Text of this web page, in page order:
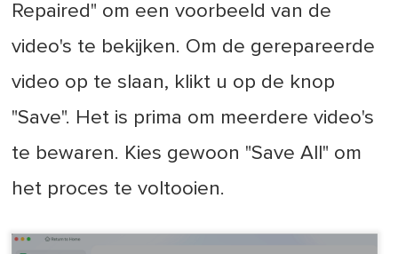
Repaired" om een voorbeeld van de
video's te bekijken. Om de gerepareerde
video op te slaan, klikt u op de knop
"Save". Het is prima om meerdere video's
te bewaren. Kies gewoon "Save All" om
het proces te voltooien.